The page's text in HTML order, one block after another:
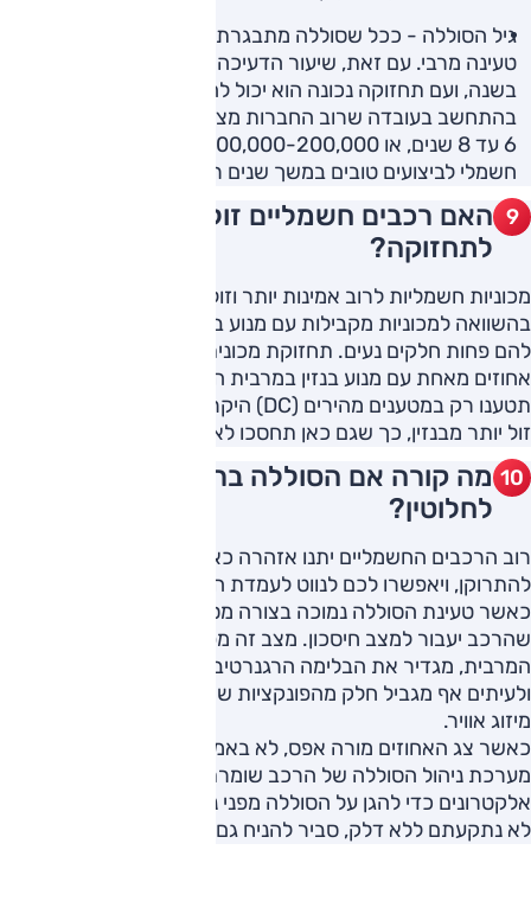
גיל הסוללה - ככל שסוללה מתבגרת, היא מאבדת פוטנציאל
בשנה, ועם תחזוקה נכונה הוא יכול להיות נמוך עוד יותר.
בהתחשב בעובדה שרוב החברות מציעות אחריות לסוללה של
חשמלי לביצועים טובים במשך שנים רבות.
האם רכבים חשמליים זולים יותר
לתחזוקה?
מכוניות חשמליות לרוב אמינות יותר וזולות יותר לתחזוקה
בהשוואה למכוניות מקבילות עם מנוע בעירה פנימית מכיוון שיש
להם פחות חלקים נעים. תחזוקת מכונית חשמלית זולה בעשרות
אחוזים מאחת עם מנוע בנזין במרבית המקרים. כמו כן, גם אם
תטענו רק במטענים מהירים (DC) היקרים יותר, חשמל לאין ערוך
זול יותר מבנזין, כך שגם כאן תחסכו לא מעט.
מה קורה אם הסוללה ברכב התרוקנה
לחלוטין?
רוב הרכבים החשמליים יתנו אזהרה כאשר הסוללה עומדת
להתרוקן, ויאפשרו לכם לנווט לעמדת הטעינה הקרובה ביותר.
כאשר טעינת הסוללה נמוכה בצורה מסוכנת, סביר להניח
שהרכב יעבור למצב חיסכון. מצב זה מפחית את המהירות
המרבית, מגדיר את הבלימה הרגנרטיבית לרמה הגבוהה ביותר
ולעיתים אף מגביל חלק מהפונקציות שצורכות אנרגיה רבה כמו
מיזוג אוויר.
כאשר צג האחוזים מורה אפס, לא באמת מדובר בריקון מלא שכן
מערכת ניהול הסוללה של הרכב שומרת על אספקת רזרבה של
אלקטרונים כדי להגן על הסוללה מפני נזק. בכל אופן, אם מעולם
לא נתקעתם ללא דלק, סביר להניח גם שלא ייגמר לכם החשמל.